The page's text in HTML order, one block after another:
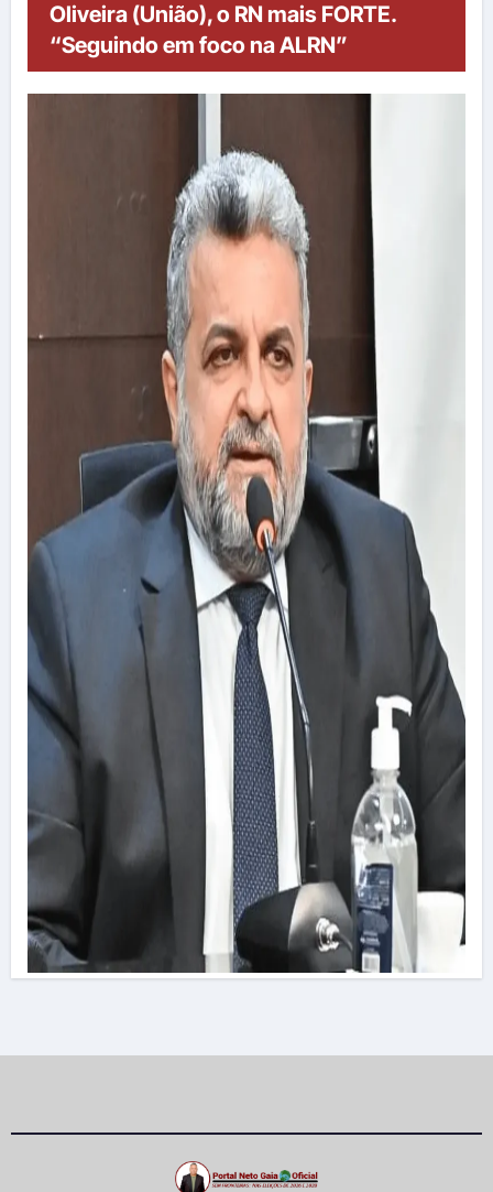
Oliveira (União), o RN mais FORTE.
“Seguindo em foco na ALRN”